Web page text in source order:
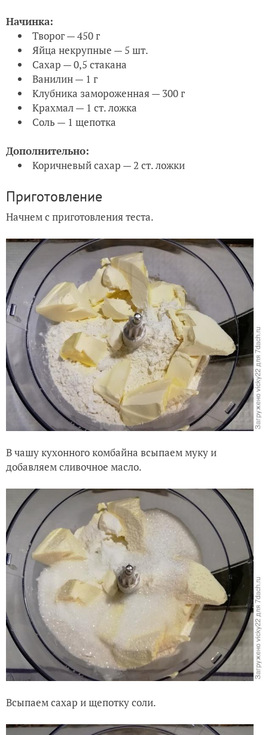
Начинка:
Творог — 450 г
Яйца некрупные — 5 шт.
Сахар — 0,5 стакана
Ванилин — 1 г
Клубника замороженная — 300 г
Крахмал — 1 ст. ложка
Соль — 1 щепотка
Дополнительно:
Коричневый сахар — 2 ст. ложки
Приготовление
Начнем с приготовления теста.
В чашу кухонного комбайна всыпаем муку и
добавляем сливочное масло.
Всыпаем сахар и щепотку соли.